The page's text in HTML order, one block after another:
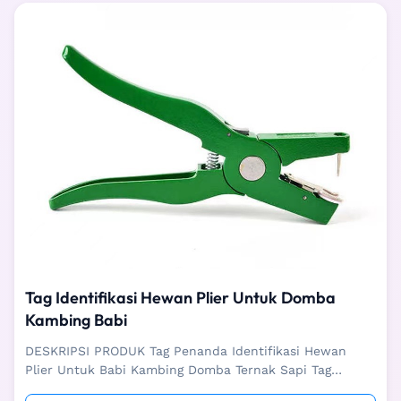
Tag Identifikasi Hewan Plier Untuk Domba
Kambing Babi
DESKRIPSI PRODUK Tag Penanda Identifikasi Hewan
Plier Untuk Babi Kambing Domba Ternak Sapi Tag